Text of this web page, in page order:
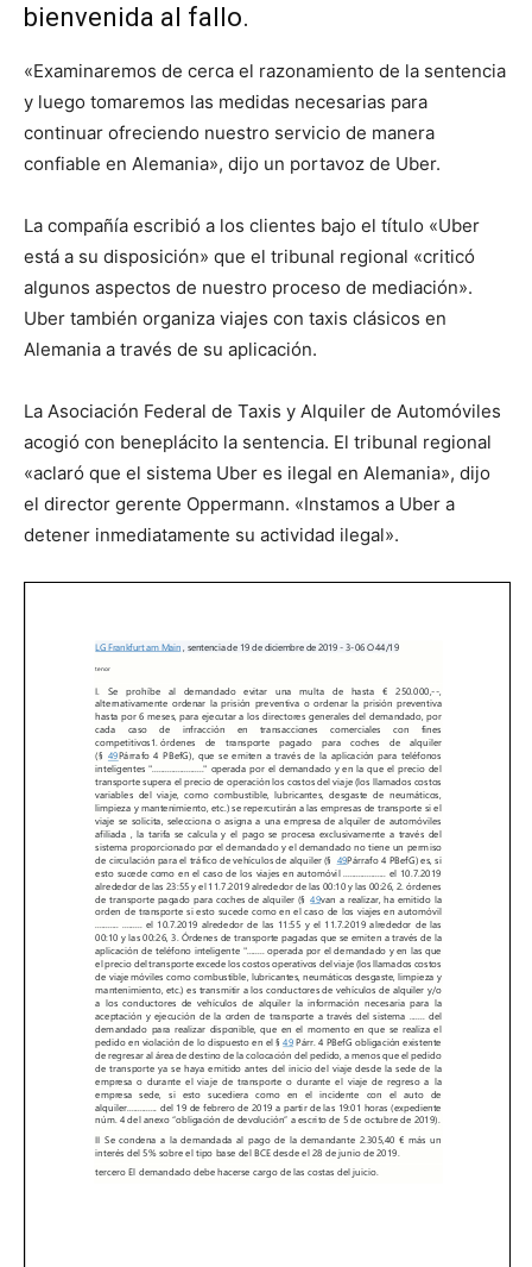
bienvenida al fallo.
«Examinaremos de cerca el razonamiento de la sentencia
y luego tomaremos las medidas necesarias para
continuar ofreciendo nuestro servicio de manera
confiable en Alemania», dijo un portavoz de Uber.
La compañía escribió a los clientes bajo el título «Uber
está a su disposición» que el tribunal regional «criticó
algunos aspectos de nuestro proceso de mediación».
Uber también organiza viajes con taxis clásicos en
Alemania a través de su aplicación.
La Asociación Federal de Taxis y Alquiler de Automóviles
acogió con beneplácito la sentencia. El tribunal regional
«aclaró que el sistema Uber es ilegal en Alemania», dijo
el director gerente Oppermann. «Instamos a Uber a
detener inmediatamente su actividad ilegal».